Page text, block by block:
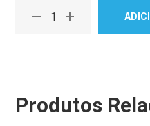
Produtos